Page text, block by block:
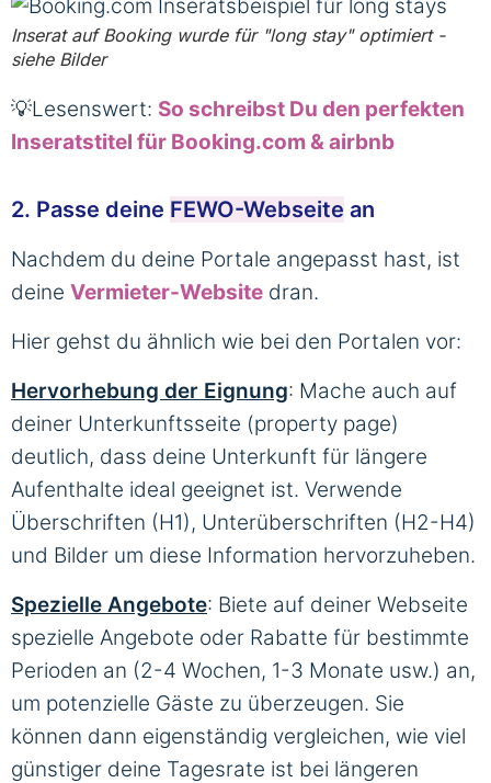
Inserat auf Booking wurde für "long stay" optimiert -
siehe Bilder
💡Lesenswert: So schreibst Du den perfekten
Inseratstitel für Booking.com & airbnb
2. Passe deine FEWO-Webseite an
Nachdem du deine Portale angepasst hast, ist
deine Vermieter-Website dran.
Hier gehst du ähnlich wie bei den Portalen vor:
Hervorhebung der Eignung: Mache auch auf
deiner Unterkunftsseite (property page)
deutlich, dass deine Unterkunft für längere
Aufenthalte ideal geeignet ist. Verwende
Überschriften (H1), Unterüberschriften (H2-H4)
und Bilder um diese Information hervorzuheben.
Spezielle Angebote: Biete auf deiner Webseite
spezielle Angebote oder Rabatte für bestimmte
Perioden an (2-4 Wochen, 1-3 Monate usw.) an,
um potenzielle Gäste zu überzeugen. Sie
können dann eigenständig vergleichen, wie viel
günstiger deine Tagesrate ist bei längeren